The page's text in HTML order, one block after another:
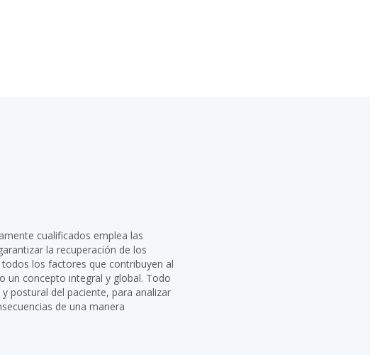
cualificados emplea las
la recuperación de los
los factores que contribuyen al
un concepto integral y global. Todo
postural del paciente, para analizar
de una manera